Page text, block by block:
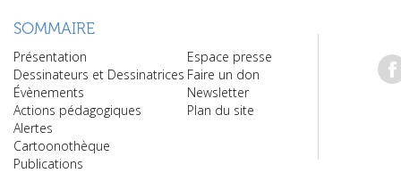
SOMMAIRE
Présentation
Dessinateurs et Dessinatrices
Évènements
Actions pédagogiques
Alertes
Cartoonothèque
Publications
Espace presse
Faire un don
Newsletter
Plan du site